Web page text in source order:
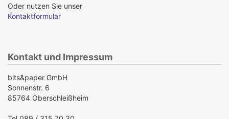
Oder nutzen Sie unser
Kontaktformular
Kontakt und Impressum
bits&paper GmbH
Sonnenstr. 6
85764 Oberschleißheim